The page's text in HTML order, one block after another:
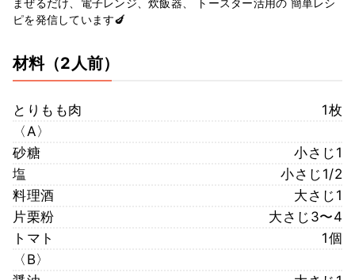
まぜるだけ、電子レンジ、炊飯器、 トースター活用の 簡単レシ
ピを発信しています🍆
材料（2人前）
とりもも肉
1枚
〈A〉
砂糖
小さじ1
塩
小さじ1/2
料理酒
大さじ1
片栗粉
大さじ3〜4
トマト
1個
〈B〉